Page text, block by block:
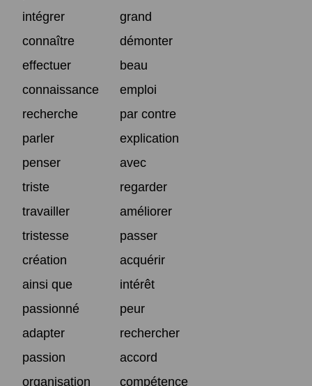
intégrer
grand
connaître
démonter
effectuer
beau
connaissance
emploi
recherche
par contre
parler
explication
penser
avec
triste
regarder
travailler
améliorer
tristesse
passer
création
acquérir
ainsi que
intérêt
passionné
peur
adapter
rechercher
passion
accord
organisation
compétence